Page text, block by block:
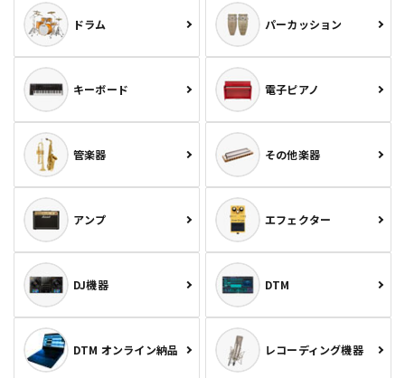
ドラム パーカッション
キーボード 電子ピアノ
管楽器 その他楽器
アンプ エフェクター
DJ機器 DTM
DTM オンライン納品 レコーディング機器